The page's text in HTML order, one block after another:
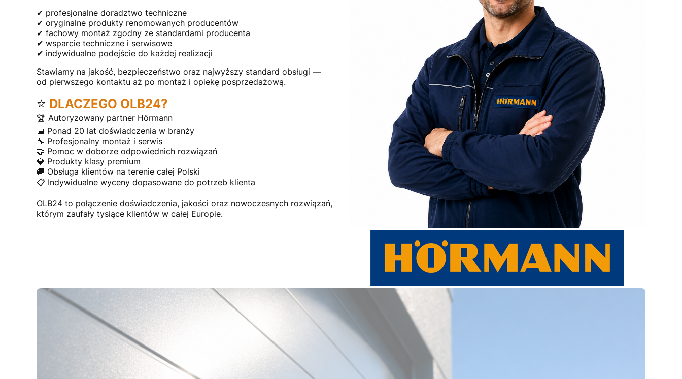
✔ profesjonalne doradztwo techniczne
✔ oryginalne produkty renomowanych producentów
✔ fachowy montaż zgodny ze standardami producenta
✔ wsparcie techniczne i serwisowe
✔ indywidualne podejście do każdej realizacji
Stawiamy na jakość, bezpieczeństwo oraz najwyższy standard obsługi —
od pierwszego kontaktu aż po montaż i opiekę posprzedażową.
⭐ DLACZEGO OLB24?
🏆 Autoryzowany partner Hörmann
📅 Ponad 20 lat doświadczenia w branży
🔧 Profesjonalny montaż i serwis
🤝 Pomoc w doborze odpowiednich rozwiązań
💎 Produkty klasy premium
🚚 Obsługa klientów na terenie całej Polski
📋 Indywidualne wyceny dopasowane do potrzeb klienta
OLB24 to połączenie doświadczenia, jakości oraz nowoczesnych rozwiązań,
którym zaufały tysiące klientów w całej Europie.